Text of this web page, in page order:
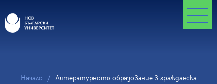
Начало
Литературното образование в гражданска